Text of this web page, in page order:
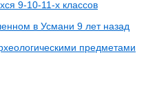
9-10-11-х классов
в Усмани 9 лет назад
предметами